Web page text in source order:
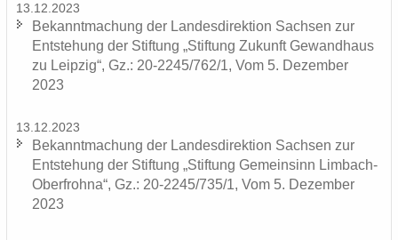
13.12.2023
Be­kannt­ma­chung der Lan­des­di­rek­ti­on Sach­sen zur
Ent­ste­hung der Stif­tung „Stif­tung Zu­kunft Ge­wand­haus
zu Leip­zig“, Gz.: 20-2245/762/1, Vom 5. De­zem­ber
2023
13.12.2023
Be­kannt­ma­chung der Lan­des­di­rek­ti­on Sach­sen zur
Ent­ste­hung der Stif­tung „Stif­tung Ge­mein­sinn Limbach-​
Oberfrohna“, Gz.: 20-2245/735/1, Vom 5. De­zem­ber
2023